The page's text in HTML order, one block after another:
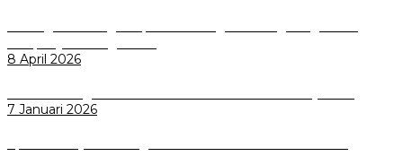
8 April 2026
7 Januari 2026